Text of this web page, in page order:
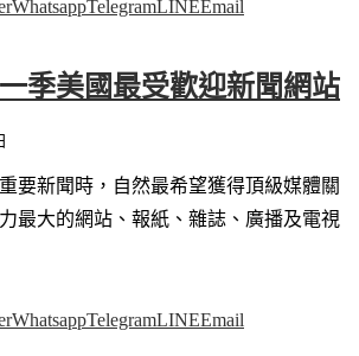
WhatsappTelegramLINEEmail
季美國最受歡迎新聞網站
要新聞時，自然最希望獲得頂級媒體關
最大的網站、報紙、雜誌、廣播及電視
WhatsappTelegramLINEEmail